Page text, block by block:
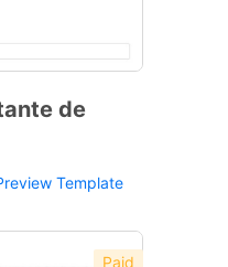
de
Template
Paid